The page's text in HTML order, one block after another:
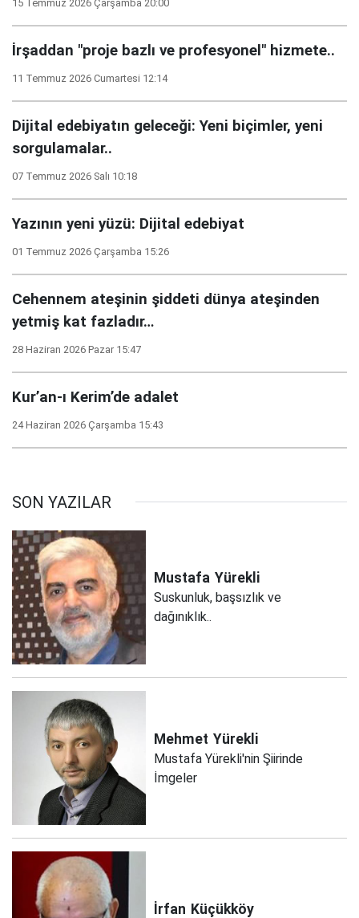
15 Temmuz 2026 Çarşamba 20:00
İrşaddan "proje bazlı ve profesyonel" hizmete..
11 Temmuz 2026 Cumartesi 12:14
Dijital edebiyatın geleceği: Yeni biçimler, yeni
sorgulamalar..
07 Temmuz 2026 Salı 10:18
Yazının yeni yüzü: Dijital edebiyat
01 Temmuz 2026 Çarşamba 15:26
Cehennem ateşinin şiddeti dünya ateşinden
yetmiş kat fazladır…
28 Haziran 2026 Pazar 15:47
Kur’an-ı Kerim’de adalet
24 Haziran 2026 Çarşamba 15:43
SON YAZILAR
Mustafa Yürekli
Suskunluk, başsızlık ve
dağınıklık..
Mehmet Yürekli
Mustafa Yürekli'nin Şiirinde
İmgeler
İrfan Küçükköy